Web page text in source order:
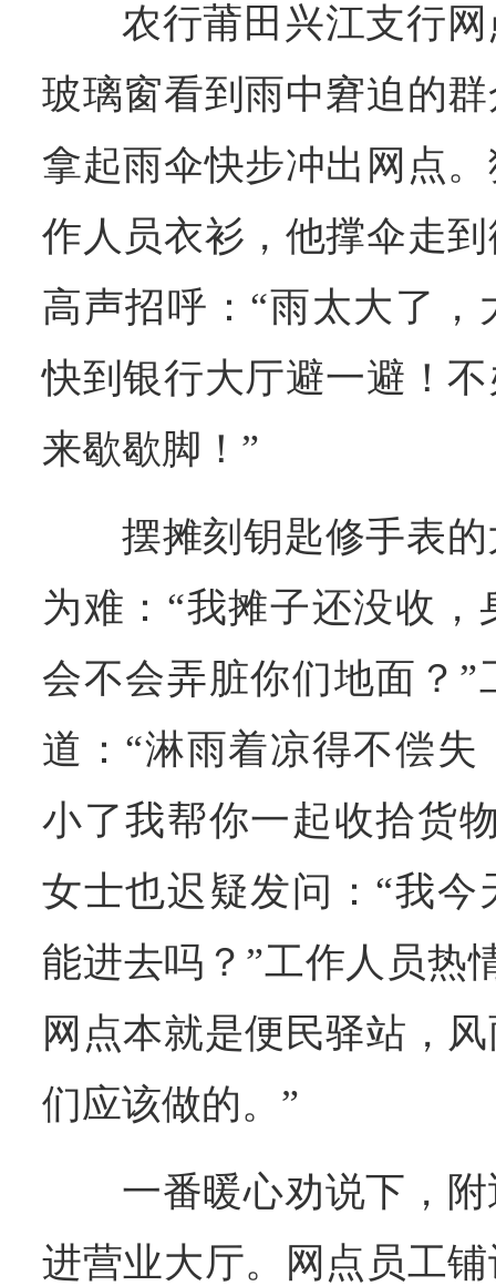
农行莆田兴江支行
玻璃窗看到雨中窘迫的
拿起雨伞快步冲出网点
作人员衣衫，他撑伞走
高声招呼：“雨太大了
快到银行大厅避一避！
来歇歇脚！”
摆摊刻钥匙修手表
为难：“我摊子还没收
会不会弄脏你们地面？
道：“淋雨着凉得不偿
小了我帮你一起收拾货
女士也迟疑发问：“我
能进去吗？”工作人员热
网点本就是便民驿站，
们应该做的。”
一番暖心劝说下，
进营业大厅。网点员工